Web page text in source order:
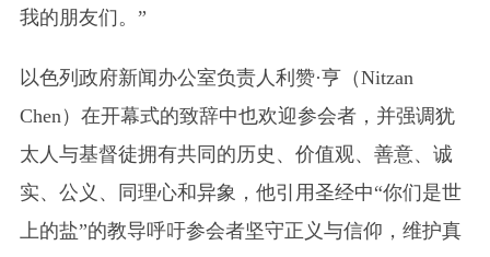
我的朋友们。”
以色列政府新闻办公室负责人利赞·亨（Nitzan
Chen）在开幕式的致辞中也欢迎参会者，并强调犹
太人与基督徒拥有共同的历史、价值观、善意、诚
实、公义、同理心和异象，他引用圣经中“你们是世
上的盐”的教导呼吁参会者坚守正义与信仰，维护真